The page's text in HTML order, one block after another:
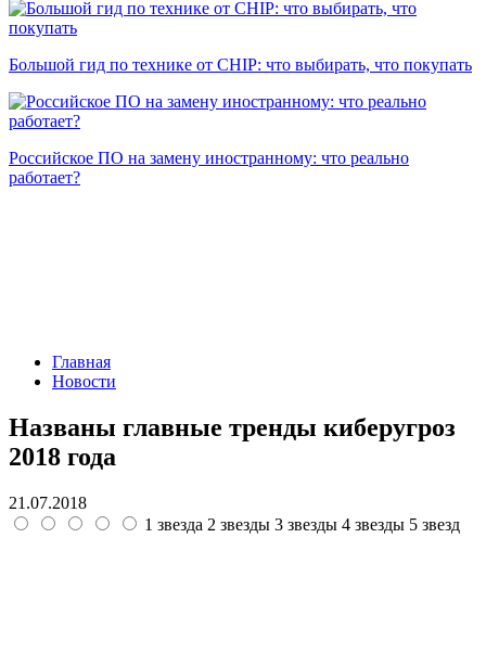
Большой гид по технике от CHIP: что выбирать, что покупать
Российское ПО на замену иностранному: что реально
работает?
Главная
Новости
Названы главные тренды киберугроз
2018 года
21.07.2018
1 звезда 2 звезды 3 звезды 4 звезды 5 звезд